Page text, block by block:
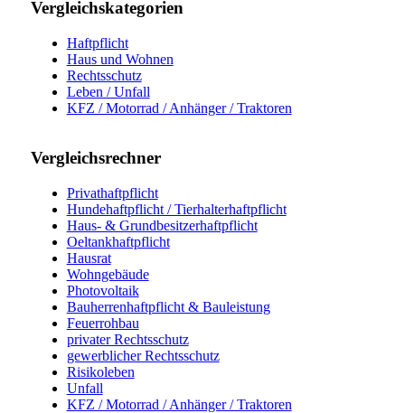
Vergleichskategorien
Haftpflicht
Haus und Wohnen
Rechtsschutz
Leben / Unfall
KFZ / Motorrad / Anhänger / Traktoren
Vergleichsrechner
Privathaftpflicht
Hundehaftpflicht / Tierhalterhaftpflicht
Haus- & Grundbesitzerhaftpflicht
Oeltankhaftpflicht
Hausrat
Wohngebäude
Photovoltaik
Bauherrenhaftpflicht & Bauleistung
Feuerrohbau
privater Rechtsschutz
gewerblicher Rechtsschutz
Risikoleben
Unfall
KFZ / Motorrad / Anhänger / Traktoren